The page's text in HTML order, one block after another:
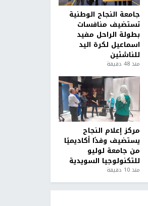
جامعة النجاح الوطنية
تستضيف منافسات
بطولة الراحل مفيد
اسماعيل لكرة اليد
للناشئين
منذ 48 دقيقة
مركز إعلام النجاح
يستضيف وفدًا أكاديميًا
من جامعة لوليو
للتكنولوجيا السويدية
منذ 10 دقيقة